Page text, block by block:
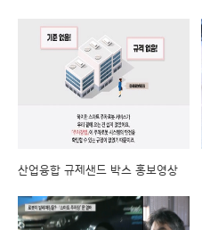
산업융합 규제샌드 박스 홍보영상